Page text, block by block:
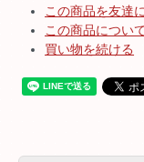
この商品を友達
この商品につい
買い物を続ける